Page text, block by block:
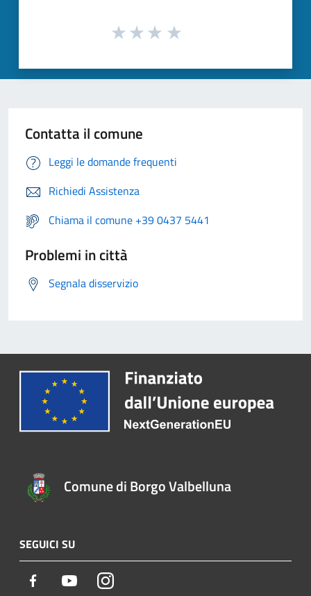
Contatta il comune
Leggi le domande frequenti
Richiedi Assistenza
Chiama il comune +39 0437 5441
Problemi in città
Segnala disservizio
Comune di Borgo Valbelluna
SEGUICI SU
Facebook YoutubeInstagram